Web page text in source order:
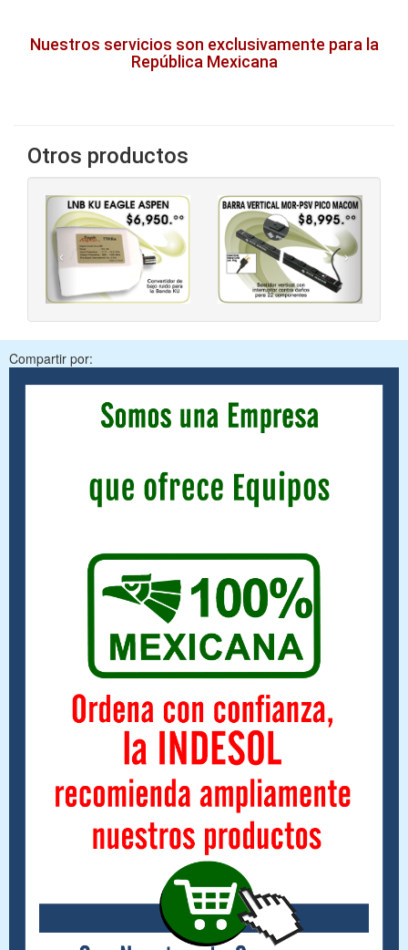
Nuestros servicios son exclusivamente para la
República Mexicana
Otros productos
‹ ›
Compartir por: